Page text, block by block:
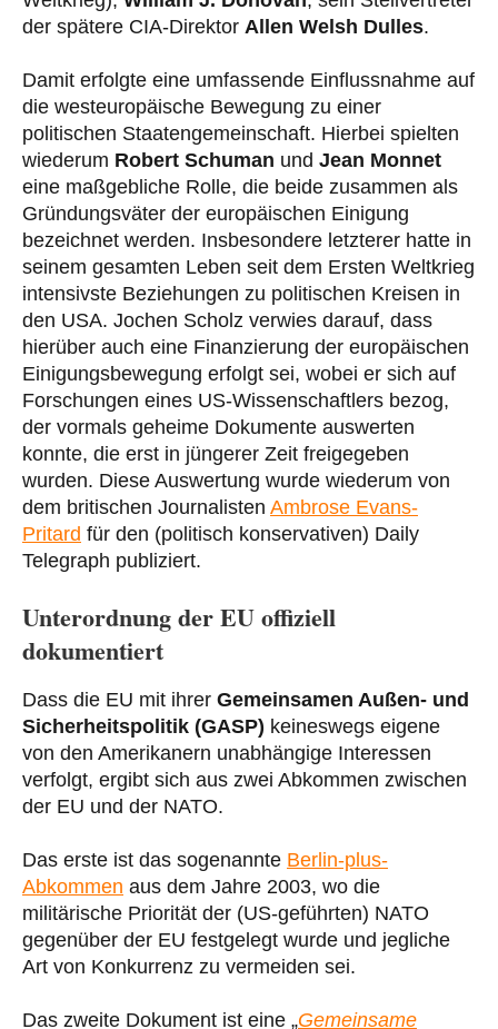
der spätere CIA-Direktor Allen Welsh Dulles.
Damit erfolgte eine umfassende Einflussnahme auf
die westeuropäische Bewegung zu einer
politischen Staatengemeinschaft. Hierbei spielten
wiederum Robert Schuman und Jean Monnet
eine maßgebliche Rolle, die beide zusammen als
Gründungsväter der europäischen Einigung
bezeichnet werden. Insbesondere letzterer hatte in
seinem gesamten Leben seit dem Ersten Weltkrieg
intensivste Beziehungen zu politischen Kreisen in
den USA. Jochen Scholz verwies darauf, dass
hierüber auch eine Finanzierung der europäischen
Einigungsbewegung erfolgt sei, wobei er sich auf
Forschungen eines US-Wissenschaftlers bezog,
der vormals geheime Dokumente auswerten
konnte, die erst in jüngerer Zeit freigegeben
wurden. Diese Auswertung wurde wiederum von
dem britischen Journalisten Ambrose Evans-
Pritard für den (politisch konservativen) Daily
Telegraph publiziert.
Unterordnung der EU offiziell
dokumentiert
Dass die EU mit ihrer Gemeinsamen Außen- und
Sicherheitspolitik (GASP) keineswegs eigene
von den Amerikanern unabhängige Interessen
verfolgt, ergibt sich aus zwei Abkommen zwischen
der EU und der NATO.
Das erste ist das sogenannte Berlin-plus-
Abkommen aus dem Jahre 2003, wo die
militärische Priorität der (US-geführten) NATO
gegenüber der EU festgelegt wurde und jegliche
Art von Konkurrenz zu vermeiden sei.
Das zweite Dokument ist eine „Gemeinsame